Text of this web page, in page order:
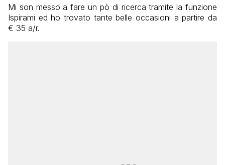
Mi son messo a fare un pò di ricerca tramite la funzione
Ispirami ed ho trovato tante belle occasioni a partire da
€ 35 a/r.